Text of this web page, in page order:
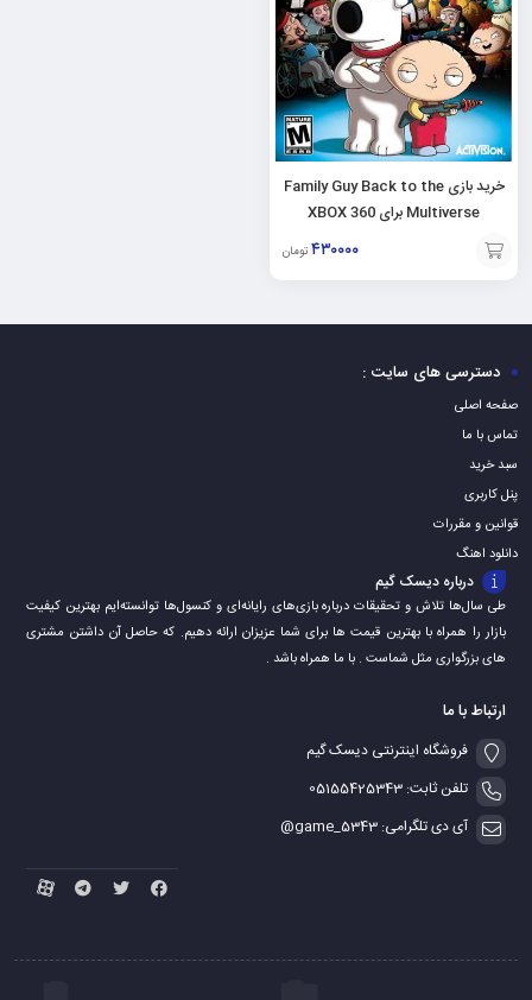
خرید بازی Family Guy Back to the
Multiverse برای XBOX 360
۴۳۰۰۰۰ تومان
افزودن
به
دسترسی های سایت :
صفحه اصلی
تماس با ما
سبد خرید
پنل کاربری
قوانین و مقررات
دانلود اهنگ
درباره دیسک گیم
طی سال‌ها تلاش و تحقیقات درباره بازی‌های رایانه‌ای و کنسول‌ها توانسته‌ایم بهترین کیفیت
بازار را همراه با بهترین قیمت ها برای شما عزیزان ارائه دهیم. که حاصل آن داشتن مشتری
های بزرگواری مثل شماست . با ما همراه باشد .
ارتباط با ما
فروشگاه اینترنتی دیسک گیم
تلفن ثابت: 05155425343
آی دی تلگرامی: game_5343@